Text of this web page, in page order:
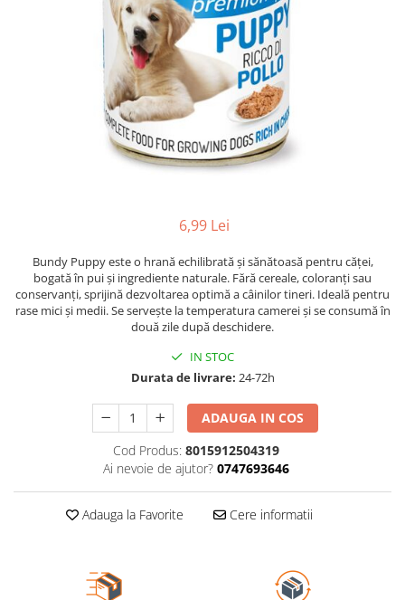
6,99 Lei
Bundy Puppy este o hrană echilibrată și sănătoasă pentru căței,
bogată în pui și ingrediente naturale. Fără cereale, coloranți sau
conservanți, sprijină dezvoltarea optimă a câinilor tineri. Ideală pentru
rase mici și medii. Se servește la temperatura camerei și se consumă în
două zile după deschidere.
IN STOC
Durata de livrare: 24-72h
ADAUGA IN COS
Cod Produs: 8015912504319
Ai nevoie de ajutor? 0747693646
Adauga la Favorite Cere informatii